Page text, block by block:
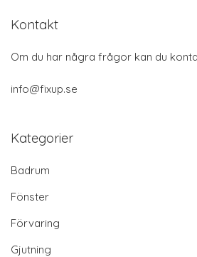
Kontakt
Om du har några frågor kan du
info@fixup.se
Kategorier
Badrum
Fönster
Förvaring
Gjutning